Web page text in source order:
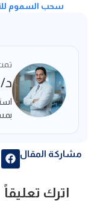
سحب السموم
مشاركة المقال
اترك تعليقاً